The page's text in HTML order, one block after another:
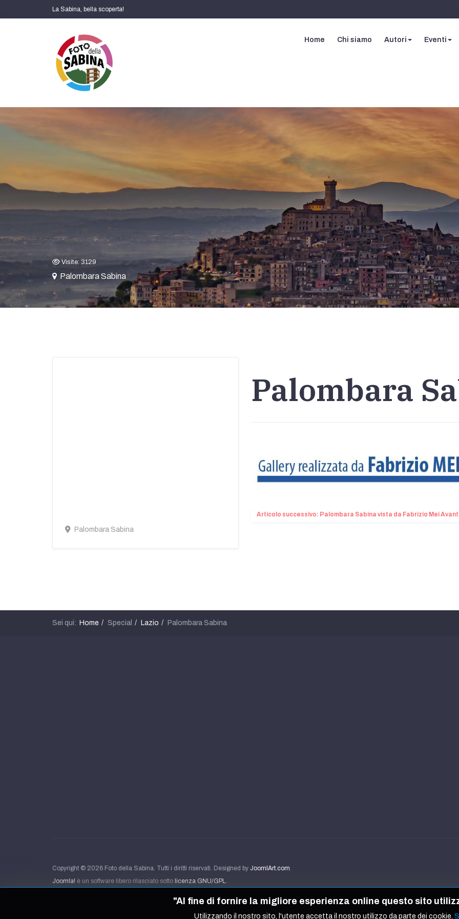
La Sabina, bella scoperta!
Home Chi siamo Autori Eventi
Visite: 3129
Palombara Sabina
Palombara Sabina
Palombara
Articolo successivo: Palombara Sabina vista da Fabrizio Mei
Sei qui: Home Special Lazio Palombara Sabina
Copyright © 2026 Foto della Sabina. Tutti i diritti riservati. Designed by JoomlArt.com.
Joomla! è un software libero rilasciato sotto licenza GNU/GPL.
"Al fine di fornire la migliore esperienza online questo sito
Utilizzando il nostro sito, l'utente accetta il nostro utilizzo da parte dei cookie.